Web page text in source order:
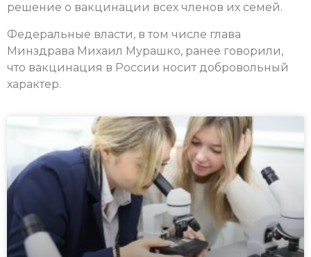
решение о вакцинации всех членов их семей.
Федеральные власти, в том числе глава
Минздрава Михаил Мурашко, ранее говорили,
что вакцинация в России носит добровольный
характер.